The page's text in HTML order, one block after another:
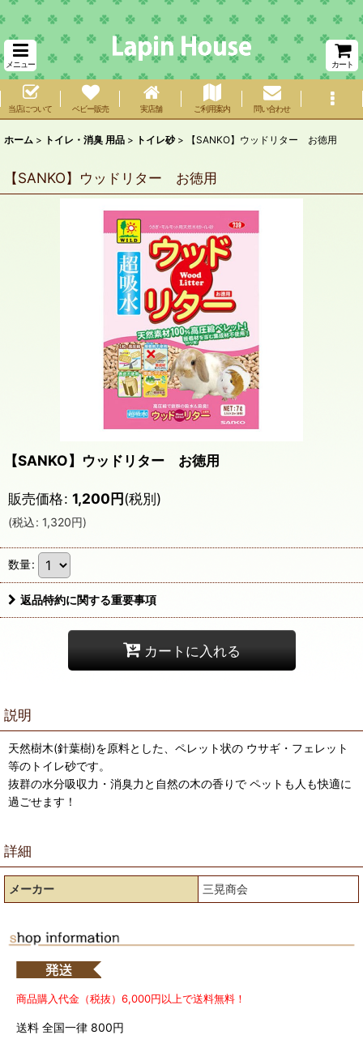
メニュー カート
当店について ベビー販売 実店舗 ご利用案内 問い合わせ
ホーム > トイレ・消臭 用品 > トイレ砂 > 【SANKO】ウッドリター お徳用
【SANKO】ウッドリター お徳用
【SANKO】ウッドリター お徳用
販売価格: 1,200円(税別)
(税込: 1,320円)
数量:
返品特約に関する重要事項
カートに入れる
説明
天然樹木(針葉樹)を原料とした、ペレット状の ウサギ・フェレット
等のトイレ砂です。
抜群の水分吸収力・消臭力と自然の木の香りで ペットも人も快適に
過ごせます！
詳細
メーカー 三晃商会
商品購入代金（税抜）6,000円以上で送料無料！
送料 全国一律 800円